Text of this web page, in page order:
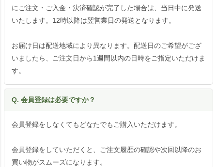
にご注文・ご入金・決済確認が完了した場合は、当日中に発送
いたします。12時以降は翌営業日の発送となります。
お届け日は配送地域により異なります。配送日のご希望がござ
いましたら、ご注文日から1週間以内の日時をご指定いただけま
す。
Q. 会員登録は必要ですか？
会員登録をしなくてもどなたでもご購入いただけます。
会員登録をしていただくと、ご注文履歴の確認や次回以降のお
買い物がスムーズになります。